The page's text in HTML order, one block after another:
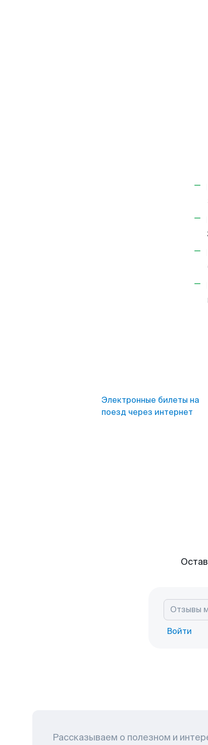
Электронные билеты на
поезд через интернет
Войти
Рассказываем о полезном и